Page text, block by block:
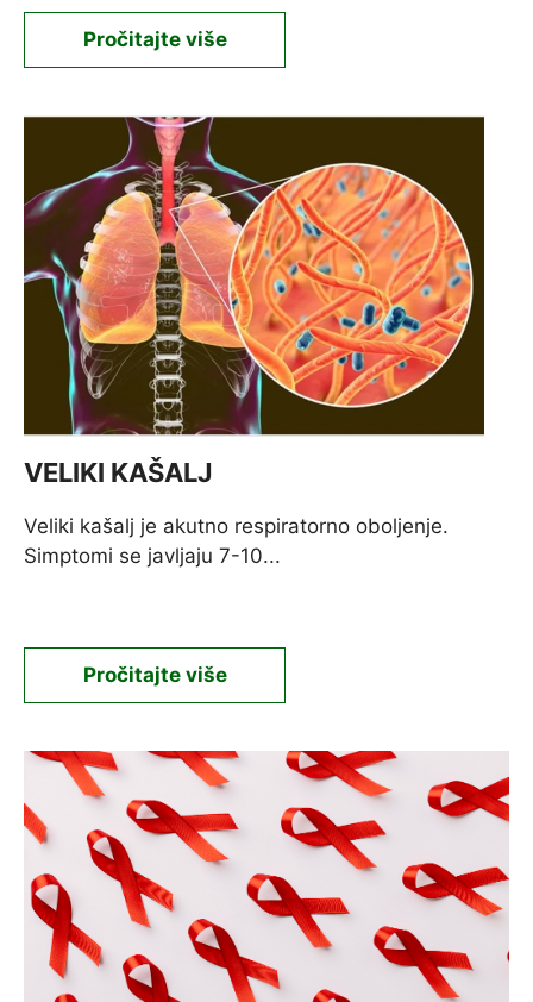
Pročitajte više
VELIKI KAŠALJ
Veliki kašalj je akutno respiratorno oboljenje.
Simptomi se javljaju 7-10...
Pročitajte više